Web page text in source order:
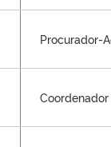
Procurador-
Coordenador